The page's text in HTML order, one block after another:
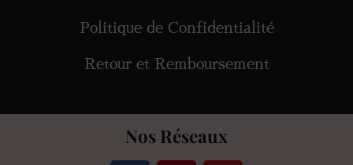
Politique de Confidentialité
Retour et Remboursement
Nos Réseaux